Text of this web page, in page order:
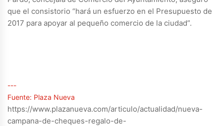
que el consistorio “hará un esfuerzo en el Presupuesto de
2017 para apoyar al pequeño comercio de la ciudad”.
---
Fuente: Plaza Nueva
https://www.plazanueva.com/articulo/actualidad/nueva-
campana-de-cheques-regalo-de-